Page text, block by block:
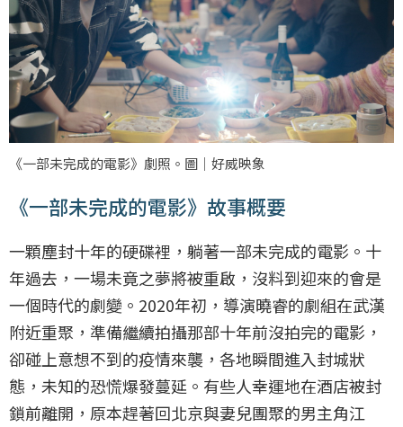
《一部未完成的電影》劇照。圖｜好威映象
《一部未完成的電影》故事概要
一顆塵封十年的硬碟裡，躺著一部未完成的電影。十
年過去，一場未竟之夢將被重啟，沒料到迎來的會是
一個時代的劇變。2020年初，導演曉睿的劇組在武漢
附近重聚，準備繼續拍攝那部十年前沒拍完的電影，
卻碰上意想不到的疫情來襲，各地瞬間進入封城狀
態，未知的恐慌爆發蔓延。有些人幸運地在酒店被封
鎖前離開，原本趕著回北京與妻兒團聚的男主角江